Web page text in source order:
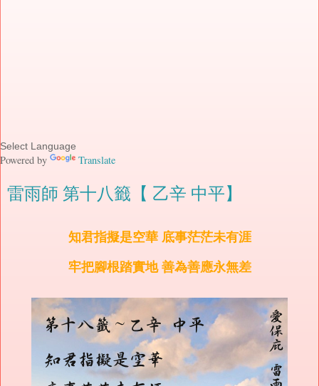
Powered by Translate
雷雨師 第十八籤【 乙辛 中平】
知君指擬是空華 底事茫茫未有涯
牢把腳根踏實地 善為善應永無差